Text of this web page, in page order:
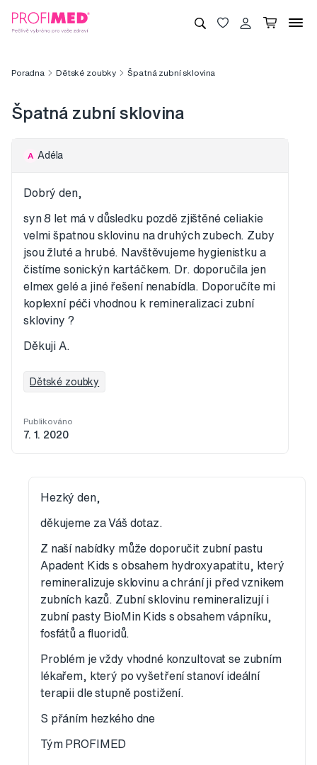
Poradna Dětské zoubky Špatná zubní sklovina
Špatná zubní sklovina
A Adéla
Dobrý den,
syn 8 let má v důsledku pozdě zjištěné celiakie
velmi špatnou sklovinu na druhých zubech. Zuby
jsou žluté a hrubé. Navštěvujeme hygienistku a
čistíme sonickýn kartáčkem. Dr. doporučila jen
elmex gelé a jiné řešení nenabídla. Doporučíte mi
koplexní péči vhodnou k remineralizaci zubní
skloviny ?
Děkuji A.
Dětské zoubky
Publikováno
7. 1. 2020
Hezký den,
děkujeme za Váš dotaz.
Z naší nabídky může doporučit zubní pastu
Apadent Kids s obsahem hydroxyapatitu, který
remineralizuje sklovinu a chrání ji před vznikem
zubních kazů. Zubní sklovinu remineralizují i
zubní pasty BioMin Kids s obsahem vápníku,
fosfátů a fluoridů.
Problém je vždy vhodné konzultovat se zubním
lékařem, který po vyšetření stanoví ideální
terapii dle stupně postižení.
S přáním hezkého dne
Tým PROFIMED